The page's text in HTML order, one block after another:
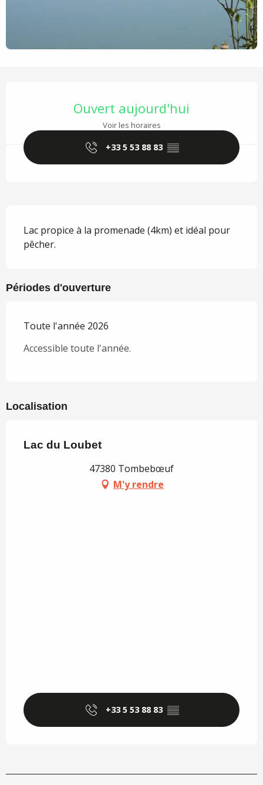
Ouvert aujourd'hui
Voir les horaires
+33 5 53 88 83 ▒▒
Lac propice à la promenade (4km) et idéal pour
pêcher.
Périodes d'ouverture
Toute l'année 2026
Accessible toute l'année.
Localisation
Lac du Loubet
47380 Tombebœuf
M'y rendre
+33 5 53 88 83 ▒▒